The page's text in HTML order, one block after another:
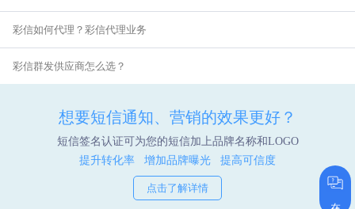
彩信如何代理？彩信代理业务
彩信群发供应商怎么选？
想要短信通知、营销的效果更好？
短信签名认证可为您的短信加上品牌名称和LOGO
提升转化率 增加品牌曝光 提高可信度
点击了解详情
在线咨询